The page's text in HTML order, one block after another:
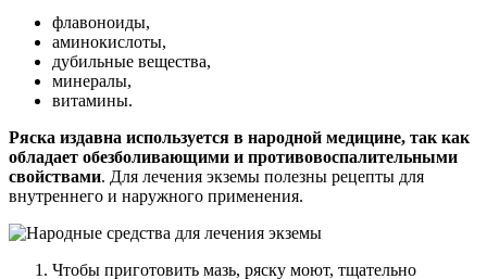
флавоноиды,
аминокислоты,
дубильные вещества,
минералы,
витамины.
Ряска издавна используется в народной медицине, так как
обладает обезболивающими и противовоспалительными
свойствами. Для лечения экземы полезны рецепты для
внутреннего и наружного применения.
Чтобы приготовить мазь, ряску моют, тщательно